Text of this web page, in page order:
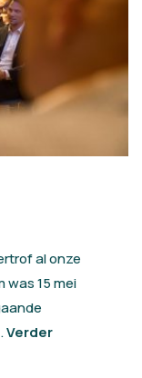
al onze
was 15 mei
Verder